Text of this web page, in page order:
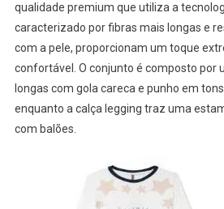
qualidade premium que utiliza a
caracterizado por fibras mais longas e
com a pele, proporcionam um toque
confortável. O conjunto é composto por
longas com gola careca e punho em
enquanto a calça legging traz uma
com balões.